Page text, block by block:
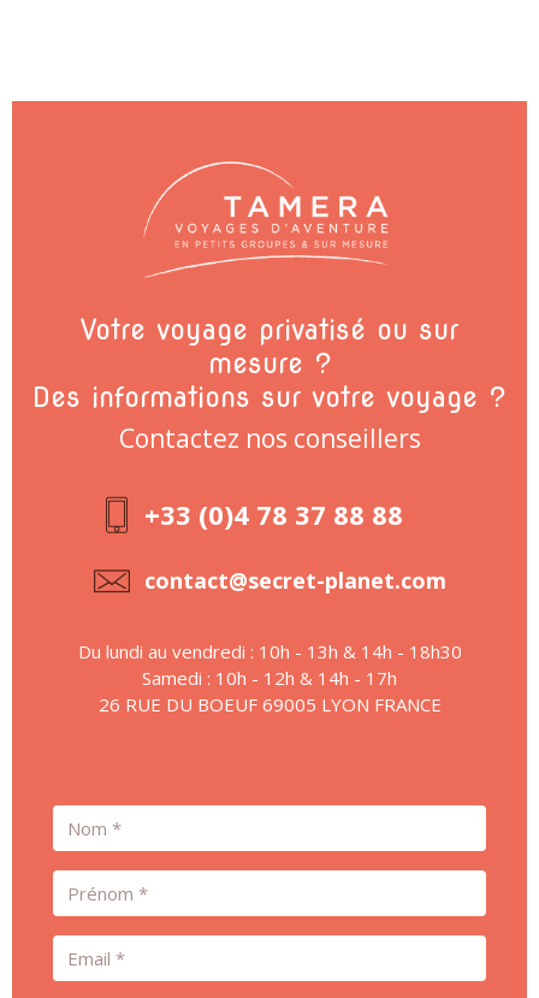
Votre voyage privatisé ou sur
mesure ?
Des informations sur votre voyage ?
Contactez nos conseillers
+33 (0)4 78 37 88 88
contact@secret-planet.com
Du lundi au vendredi : 10h - 13h & 14h - 18h30
Samedi : 10h - 12h & 14h - 17h
26 RUE DU BOEUF 69005 LYON FRANCE
Nom
Prénom
Email